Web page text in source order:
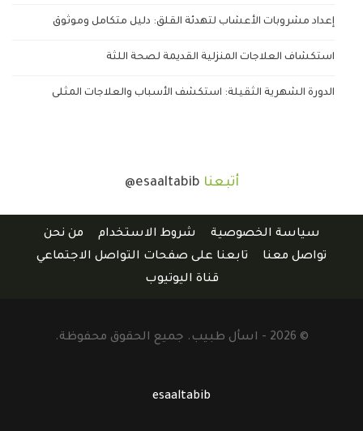
إعداد مشروبات الأعشاب لتهدئة القلق: دليل متكامل وموثوق
استكشاف العلاجات المنزلية القديمة لصحة اللثة
الدورة الشهرية الثقيلة: استكشف الأسباب والعلاجات المثلى
أتبعنا @esaaltabib
سياسة الخصوصية شروط الاستخدام
من نحن
تواصل معنا
تابعنا على صفحات التواصل الاجتماعي
قناة اليوتيوب
© 2026 - اسأل طبيب. جميع الحقوق محفوظة.
esaaltabib